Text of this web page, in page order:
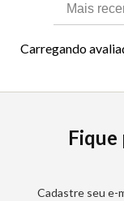
Mais
Carregando
Fique
Cadastre seu e-